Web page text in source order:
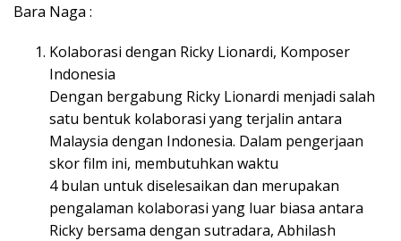
Bara Naga :
Kolaborasi dengan Ricky Lionardi, Komposer
Indonesia
Dengan bergabung Ricky Lionardi menjadi salah
satu bentuk kolaborasi yang terjalin antara
Malaysia dengan Indonesia. Dalam pengerjaan
skor film ini, membutuhkan waktu
4 bulan untuk diselesaikan dan merupakan
pengalaman kolaborasi yang luar biasa antara
Ricky bersama dengan sutradara, Abhilash